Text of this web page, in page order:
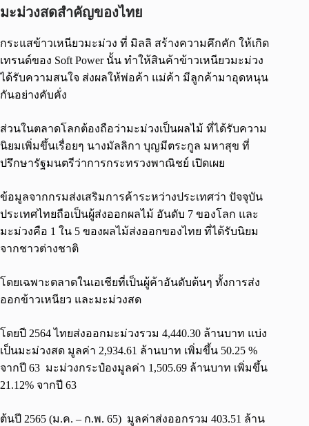
มะม่วงสดสำคัญของไทย
กระแสข้าวเหนียวมะม่วง ที่ มิลลิ สร้างความคึกคัก ให้เกิด
เทรนด์ของ Soft Power นั้น ทำให้สินค้าข้าวเหนียวมะม่วง
ได้รับความสนใจ ส่งผลให้พ่อค้า แม่ค้า มีลูกค้ามาอุดหนุน
กันอย่างคับคั่ง
ส่วนในตลาดโลกต้องถือว่ามะม่วงเป็นผลไม้ ที่ได้รับความ
นิยมเพิ่มขึ้นเรื่อยๆ นางมัลลิกา บุญมีตระกูล มหาสุข ที่
ปรึกษารัฐมนตรีว่าการกระทรวงพาณิชย์ เปิดเผย
ข้อมูลจากกรมส่งเสริมการค้าระหว่างประเทศว่า ปัจจุบัน
ประเทศไทยถือเป็นผู้ส่งออกผลไม้ อันดับ 7 ของโลก และ
มะม่วงคือ 1 ใน 5 ของผลไม้ส่งออกของไทย ที่ได้รับนิยม
จากชาวต่างชาติ
โดยเฉพาะตลาดในเอเชียที่เป็นผู้ค้าอันดับต้นๆ ทั้งการส่ง
ออกข้าวเหนียว และมะม่วงสด
โดยปี 2564 ไทยส่งออกมะม่วงรวม 4,440.30 ล้านบาท แบ่ง
เป็นมะม่วงสด มูลค่า 2,934.61 ล้านบาท เพิ่มขึ้น 50.25 %
จากปี 63 มะม่วงกระป๋องมูลค่า 1,505.69 ล้านบาท เพิ่มขึ้น
21.12% จากปี 63
ต้นปี 2565 (ม.ค. – ก.พ. 65) มูลค่าส่งออกรวม 403.51 ล้าน